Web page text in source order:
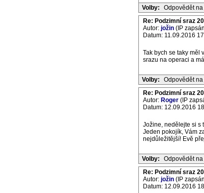
Volby: Odpovědět
Re: Podzimní sraz
Autor: jožin (IP
Datum: 11.09.2016
Tak bych se taky měl
srazu na operaci a
Volby: Odpovědět
Re: Podzimní sraz
Autor: Roger (IP
Datum: 12.09.2016
Jožine, nedělejte si s
Jeden pokojík, Vám
nejdůležitější! Evě
Volby: Odpovědět
Re: Podzimní sraz
Autor: jožin (IP
Datum: 12.09.2016